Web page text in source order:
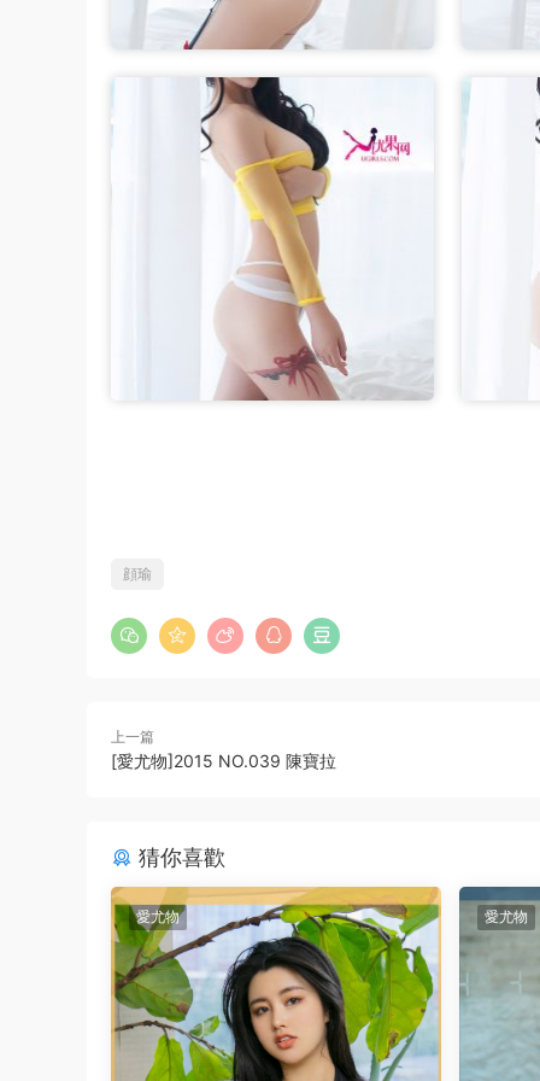
顔瑜
上一篇
[愛尤物]2015 NO.039 陳寶拉
猜你喜歡
愛尤物 愛尤物